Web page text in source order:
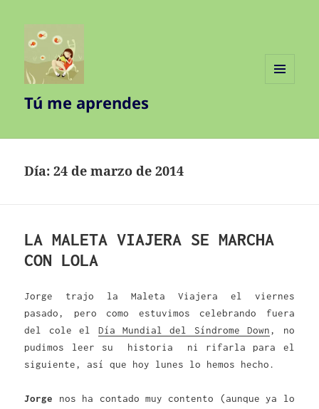
Tú me aprendes
Día:24 de marzo de 2014
LA MALETA VIAJERA SE MARCHA
CON LOLA
Jorge trajo la Maleta Viajera el viernes
pasado, pero como estuvimos celebrando fuera
del cole el Día Mundial del Síndrome Down, no
pudimos leer su historia ni rifarla para el
siguiente, así que hoy lunes lo hemos hecho.
Jorge nos ha contado muy contento (aunque ya lo